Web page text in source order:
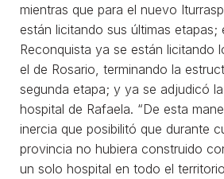
mientras que para el nuevo
están licitando sus últimas etapas;
Reconquista ya se están licitando
el de Rosario, terminando la
segunda etapa; y ya se adjudicó
hospital de Rafaela. “De esta
inercia que posibilitó que durante
provincia no hubiera construido
un solo hospital en todo el